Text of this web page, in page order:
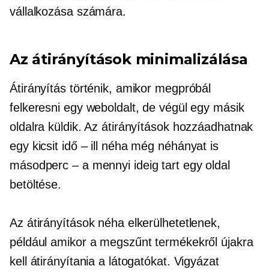
vállalkozása számára.
Az átirányítások minimalizálása
Átirányítás történik, amikor megpróbál
felkeresni egy weboldalt, de végül egy másik
oldalra küldik. Az átirányítások hozzáadhatnak
egy kicsit idő – ill
néha még néhányat is
másodperc – amennyi ideig tart egy oldal
betöltése.
Az átirányítások néha elkerülhetetlenek,
például amikor a megszűnt termékekről újakra
kell átirányítania a látogatókat. Vigyázat